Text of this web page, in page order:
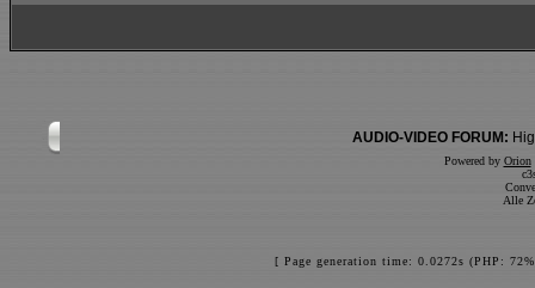
AUDIO-VIDEO FORUM:
Powered by Orion
Alle
[ Page generation time: 0.0272s (PHP: